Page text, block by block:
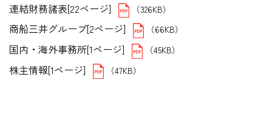
連結財務諸表[22ページ] （326KB）
商船三井グループ[2ページ] （66KB）
国内・海外事務所[1ページ] （45KB）
株主情報[1ページ] （47KB）